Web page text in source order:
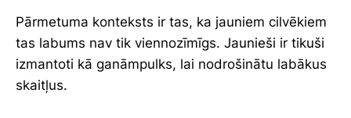
Pārmetuma konteksts ir tas, ka jauniem cilvēkiem
tas labums nav tik viennozīmīgs. Jaunieši ir tikuši
izmantoti kā ganāmpulks, lai nodrošinātu labākus
skaitļus.